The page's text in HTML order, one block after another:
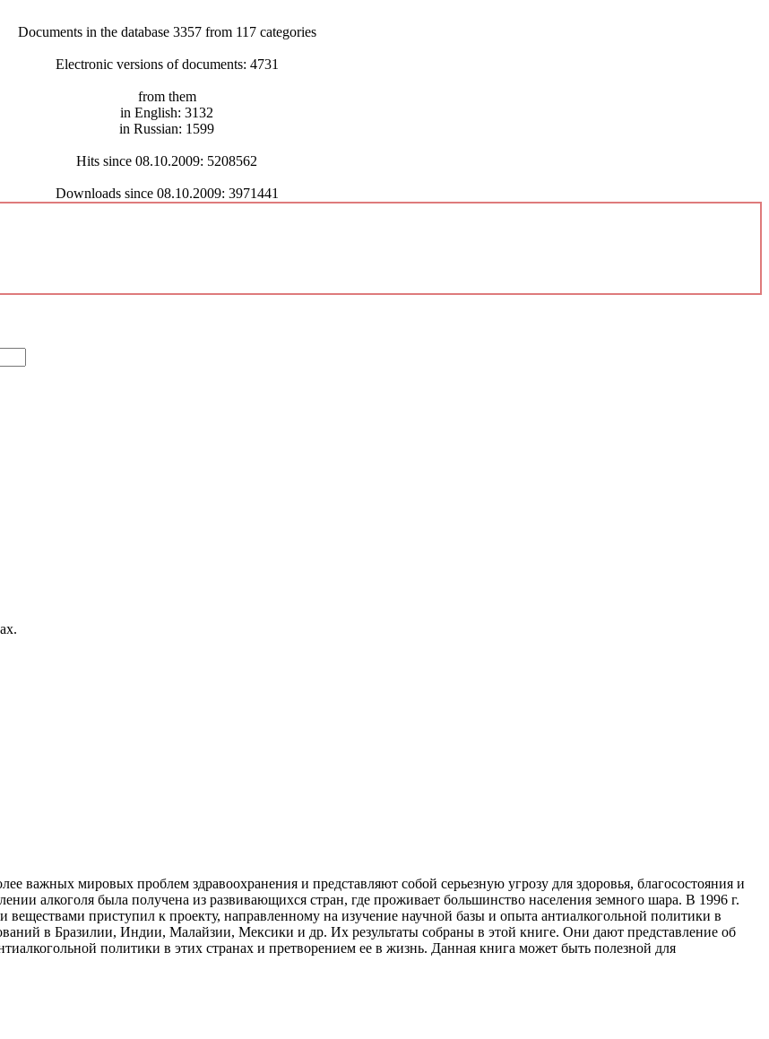
Documents in the database 3357 from 117 categories
Electronic versions of documents: 4731
from them
in English: 3132
in Russian: 1599
Hits since 08.10.2009: 5208562
Downloads since 08.10.2009: 3971441
важных мировых проблем здравоохранения и представляют собой серьезную угрозу для здоровья, благосостояния и
алкоголя была получена из развивающихся стран, где проживает большинство населения земного шара. В 1996 г.
приступил к проекту, направленному на изучение научной базы и опыта антиалкогольной политики в
в Бразилии, Индии, Малайзии, Мексики и др. Их результаты собраны в этой книге. Они дают представление об
политики в этих странах и претворением ее в жизнь. Данная книга может быть полезной для